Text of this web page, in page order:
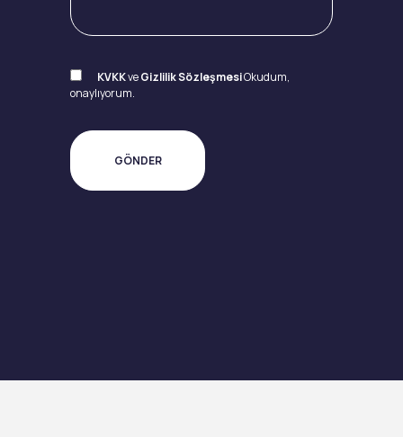
KVKKveGizlilik SözleşmesiOkudum,
onaylıyorum.